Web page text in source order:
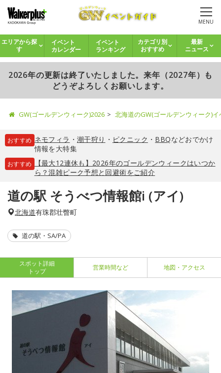
MENU
エリアから探
す
イベント
カレンダー
イベント
ランキング
カテゴリ別
おすすめ
最新
ニュース
2026年の更新は終了いたしました。来年（2027年）も
どうぞよろしくお願いします。
GW(ゴールデンウィーク)2026 北海道のGW(ゴールデンウィーク)
おすすめ ネモフィラ ・ 潮干狩り ・ ピクニック ・ BBQなどおでかけ
情報を大特集
おすすめ
【最大12連休も】2026年のゴールデンウィークはいつか
ら？混雑ピーク予想と回避術をご紹介
道の駅 そうべつ情報館i (アイ)
北海道有珠郡壮瞥町
道の駅・SA/PA
スポット詳細
トップ
営業時間など 地図・アクセス